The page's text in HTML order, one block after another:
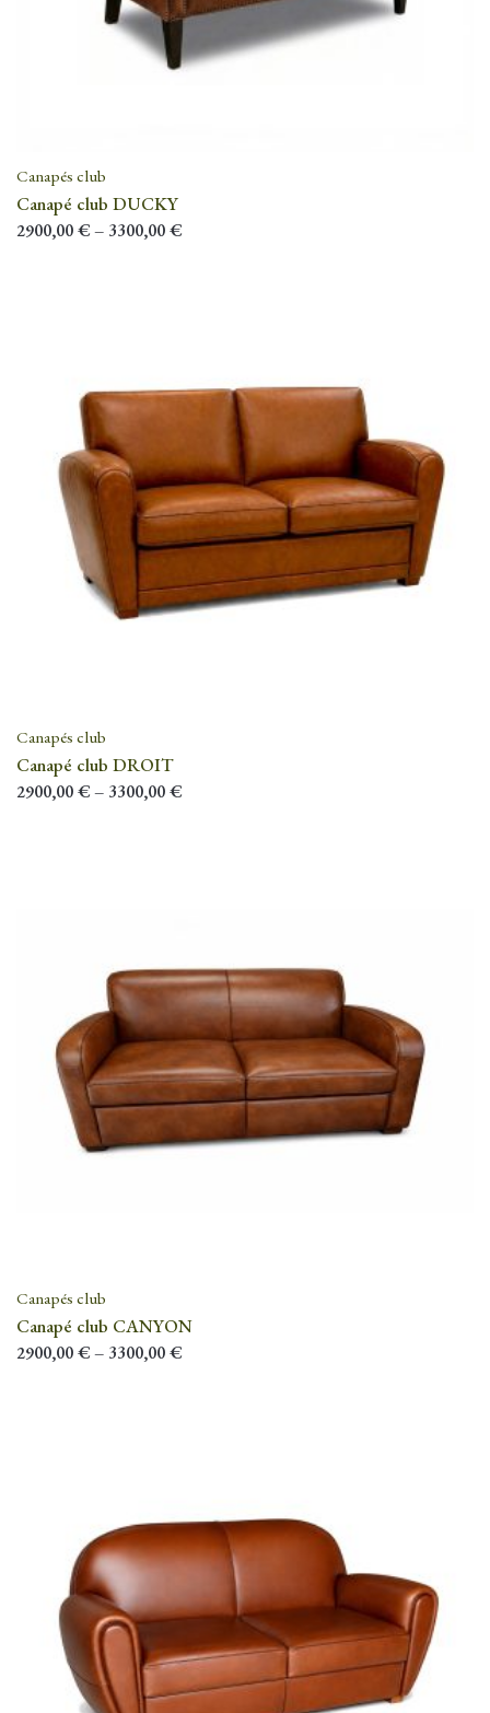
Canapés club
Canapé club DUCKY
2900,00€– 3300,00€
Canapés club
Canapé club DROIT
2900,00€– 3300,00€
Canapés club
Canapé club CANYON
2900,00€– 3300,00€